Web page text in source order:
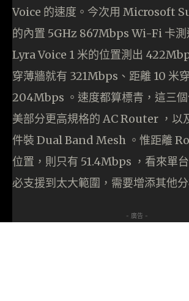
Voice 的速度。今次用 Microsoft
的內置 5GHz 867Mbps Wi-Fi 卡測
Lyra Voice 1 米的位置測出
穿薄牆就有 321Mbps、距離 10 米
204Mbps 。速度都算標青，這三
美部分更高規格的 AC Router ，以
件裝 Dual Band Mesh 。惟距離
位置，則只有 51.4Mbps ，看來單
必支援到太大範圍，需要增添其他分
- 廣告 -